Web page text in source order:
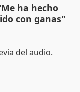
ha hecho
con ganas"